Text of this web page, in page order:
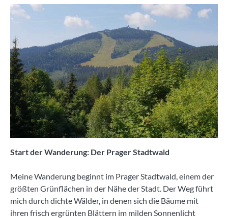
Start der Wanderung: Der Prager Stadtwald
Meine Wanderung beginnt im Prager Stadtwald, einem der
größten Grünflächen in der Nähe der Stadt. Der Weg führt
mich durch dichte Wälder, in denen sich die Bäume mit
ihren frisch ergrünten Blättern im milden Sonnenlicht